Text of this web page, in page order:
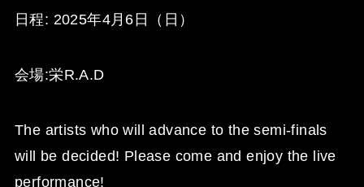
日程: 2025年4月6日（日）
会場:栄R.A.D
The artists who will advance to the semi-finals
will be decided! Please come and enjoy the live
performance!